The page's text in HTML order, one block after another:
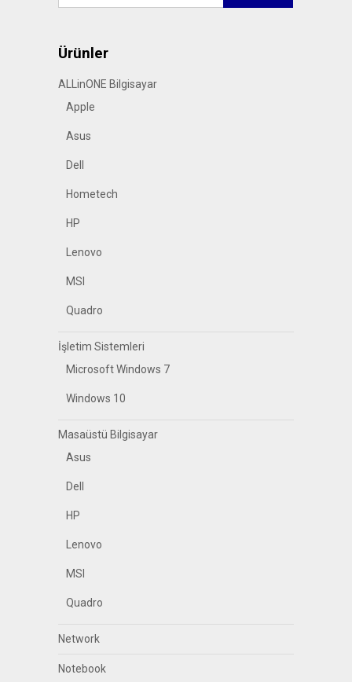
Ürünler
ALLinONE Bilgisayar
Apple
Asus
Dell
Hometech
HP
Lenovo
MSI
Quadro
İşletim Sistemleri
Microsoft Windows 7
Windows 10
Masaüstü Bilgisayar
Asus
Dell
HP
Lenovo
MSI
Quadro
Network
Notebook